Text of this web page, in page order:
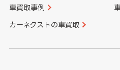
車買取事例
カーネクストの車買取